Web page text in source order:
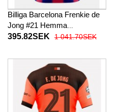
Billiga Barcelona Frenkie de
Jong #21 Hemma
fotbollskläder 2025-26
395.82SEK 1 041.70SEK